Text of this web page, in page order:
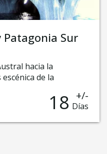
Sur
hacia la
de la
18 +/-
Días